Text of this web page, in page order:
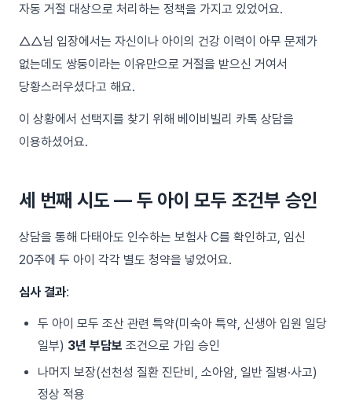
자동 거절 대상으로 처리하는 정책을 가지고 있었어요.
△△님 입장에서는 자신이나 아이의 건강 이력이 아무 문제가
없는데도 쌍둥이라는 이유만으로 거절을 받으신 거여서
당황스러우셨다고 해요.
이 상황에서 선택지를 찾기 위해 베이비빌리 카톡 상담을
이용하셨어요.
세 번째 시도 — 두 아이 모두 조건부 승인
상담을 통해 다태아도 인수하는 보험사 C를 확인하고, 임신
20주에 두 아이 각각 별도 청약을 넣었어요.
심사 결과:
두 아이 모두 조산 관련 특약(미숙아 특약, 신생아 입원 일당
일부) 3년 부담보 조건으로 가입 승인
나머지 보장(선천성 질환 진단비, 소아암, 일반 질병·사고)
정상 적용